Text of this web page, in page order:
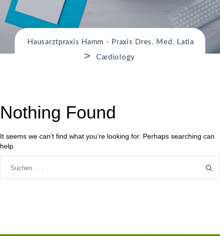
Hausarztpraxis Hamm - Praxis Dres. Med. Latia
> Cardiology
Nothing Found
It seems we can’t find what you’re looking for. Perhaps searching can
help.